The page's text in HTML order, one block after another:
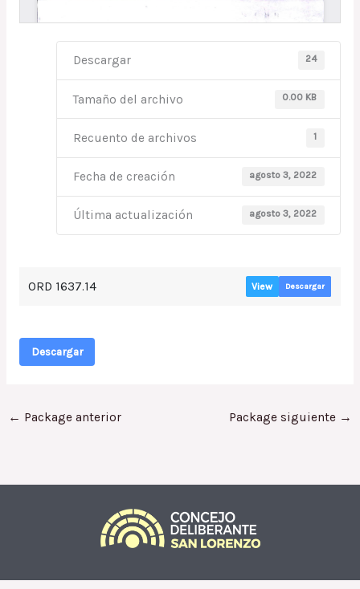
Descargar 24
Tamaño del archivo 0.00 KB
Recuento de archivos 1
Fecha de creación agosto 3, 2022
Última actualización agosto 3, 2022
ORD 1637.14 View Descargar
Descargar
← Package anterior Package siguiente →